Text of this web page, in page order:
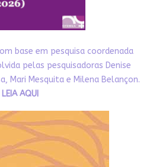
base em pesquisa coordenada
pelas pesquisadoras Denise
Mari Mesquita e Milena Belançon.
LEIA AQUI